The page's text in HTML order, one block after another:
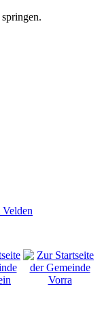
springen.